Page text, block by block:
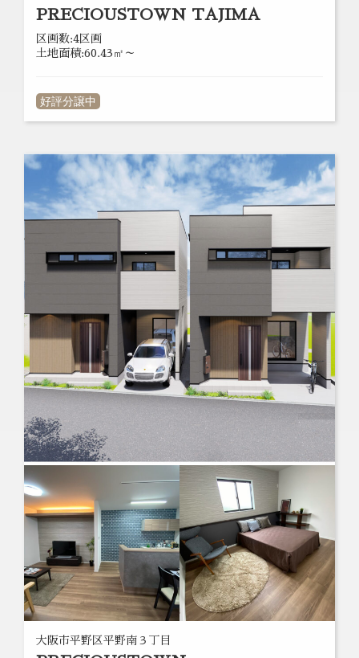
PRECIOUSTOWN TAJIMA
区画数:4区画
土地面積:60.43㎡～
好評分譲中
大阪市平野区平野南３丁目